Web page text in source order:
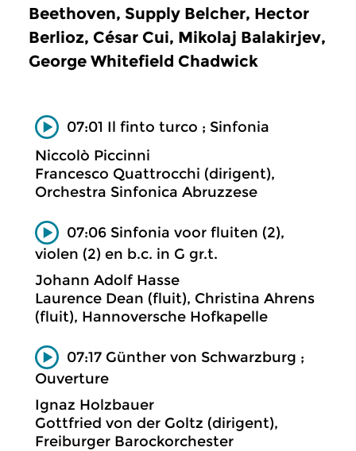
Beethoven, Supply Belcher, Hector
Berlioz, César Cui, Mikolaj Balakirjev,
George Whitefield Chadwick
07:01 Il finto turco ; Sinfonia
Niccolò Piccinni
Francesco Quattrocchi (dirigent),
Orchestra Sinfonica Abruzzese
07:06 Sinfonia voor fluiten (2),
violen (2) en b.c. in G gr.t.
Johann Adolf Hasse
Laurence Dean (fluit), Christina Ahrens
(fluit), Hannoversche Hofkapelle
07:17 Günther von Schwarzburg ;
Ouverture
Ignaz Holzbauer
Gottfried von der Goltz (dirigent),
Freiburger Barockorchester